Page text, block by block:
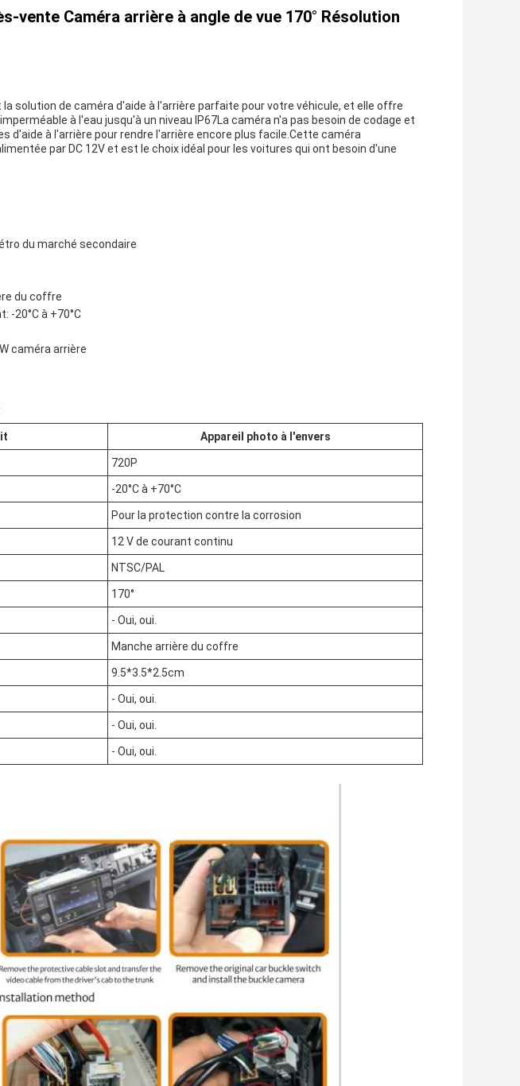
vente Caméra arrière à angle de vue 170° Résolution
solution de caméra d'aide à l'arrière parfaite pour votre véhicule, et elle offre
à l'eau jusqu'à un niveau IP67La caméra n'a pas besoin de codage et
d'aide à l'arrière pour rendre l'arrière encore plus facile.Cette caméra
par DC 12V et est le choix idéal pour les voitures qui ont besoin d'une
du marché secondaire
du coffre
-20°C à +70°C
caméra arrière
Appareil photo à l'envers
720P
-20°C à +70°C
Pour la protection contre la corrosion
12 V de courant continu
NTSC/PAL
170°
- Oui, oui.
Manche arrière du coffre
9.5*3.5*2.5cm
- Oui, oui.
- Oui, oui.
- Oui, oui.